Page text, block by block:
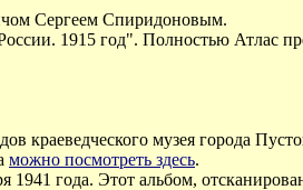
Сергеем Спиридоновым.
1915 год". Полностью Атлас
краеведческого музея города
можно посмотреть здесь.
1941 года. Этот альбом,